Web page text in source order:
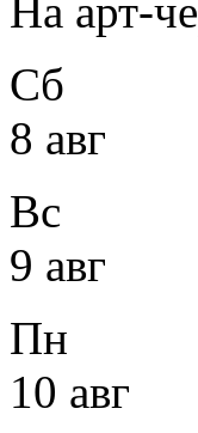
На арт-
Сб
8 авг
Вс
9 авг
Пн
10 авг